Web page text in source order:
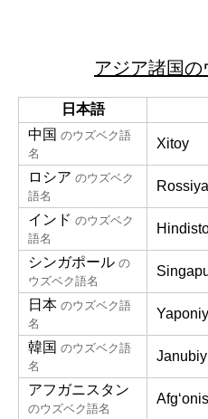
アジア諸国の
日本語
中国 のウズベク語
名
Xitoy
ロシア のウズベク
語名
Rossiya
インド のウズベク
語名
シンガポール の
ウズベク語名
日本 のウズベク語
名
韓国 のウズベク語
名
アフガニスタン
のウズベク語名